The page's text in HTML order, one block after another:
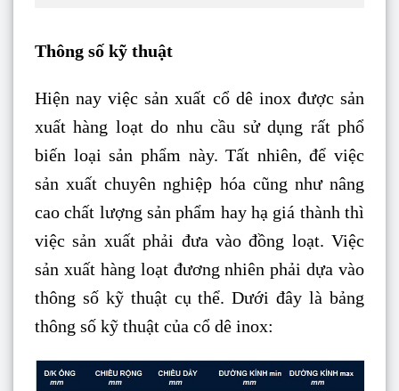
Thông số kỹ thuật
Hiện nay việc sản xuất cổ dê inox được sản
xuất hàng loạt do nhu cầu sử dụng rất phổ
biến loại sản phẩm này. Tất nhiên, để việc
sản xuất chuyên nghiệp hóa cũng như nâng
cao chất lượng sản phẩm hay hạ giá thành thì
việc sản xuất phải đưa vào đồng loạt. Việc
sản xuất hàng loạt đương nhiên phải dựa vào
thông số kỹ thuật cụ thể. Dưới đây là bảng
thông số kỹ thuật của cổ dê inox: